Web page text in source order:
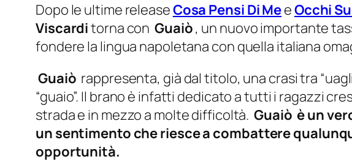
Dopo le ultime releaseCosa Pensi Di MeeOcchi
Viscarditorna con Guaiò, un nuovo importante
fondere la lingua napoletana con quella italiana
Guaiò rappresenta, già dal titolo, una crasi tra
“guaio”. Il brano è infatti dedicato a tutti i ragazzi
strada e in mezzo a molte difficoltà. Guaiò è un
un sentimento che riesce a combattere
opportunità.